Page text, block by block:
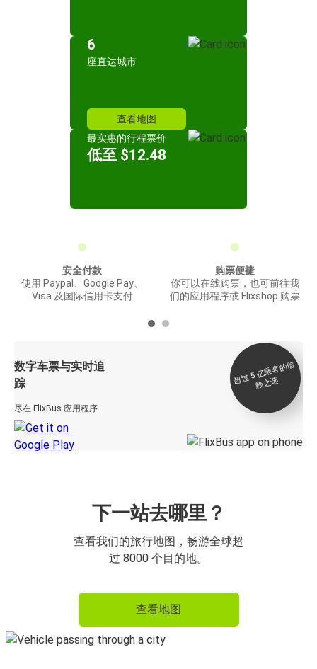
6
座直达城市
查看地图
最实惠的行程票价
低至 $12.48
安全付款
使用 Paypal、Google Pay、
Visa 及国际信用卡支付
购票便捷
你可以在线购票，也可前往我
们的应用程序或 Flixshop 购票
数字车票与实时追
踪
尽在 FlixBus 应用程序
超
过 5
亿
乘
客
的
信
赖
之
选
下一站去哪里？
查看我们的旅行地图，畅游全球超
过 8000 个目的地。
查看地图